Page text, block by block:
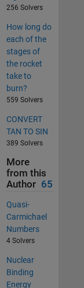
256 Solvers
How long do
each of the
stages of
the rocket
take to
burn?
559 Solvers
CONVERT
TAN TO SIN
389 Solvers
More
from this
Author 65
Quasi-
Carmichael
Numbers
4 Solvers
Nuclear
Binding
Energy